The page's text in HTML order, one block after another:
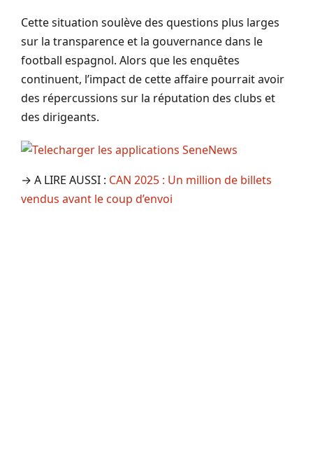
Cette situation soulève des questions plus larges
sur la transparence et la gouvernance dans le
football espagnol. Alors que les enquêtes
continuent, l’impact de cette affaire pourrait avoir
des répercussions sur la réputation des clubs et
des dirigeants.
→ A LIRE AUSSI : CAN 2025 : Un million de billets
vendus avant le coup d’envoi